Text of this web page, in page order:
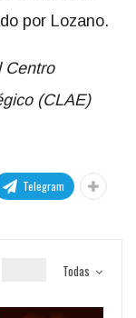
por Lozano.
Centro
(CLAE)
Telegram
Todas